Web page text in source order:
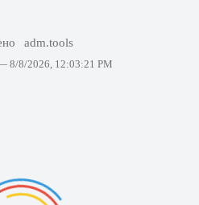
adm.tools
8/8/2026, 12:03:21 PM